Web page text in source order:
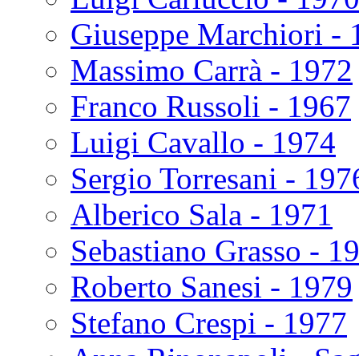
Giuseppe Marchiori -
Massimo Carrà - 1972
Franco Russoli - 1967
Luigi Cavallo - 1974
Sergio Torresani -
Alberico Sala - 1971
Sebastiano Grasso -
Roberto Sanesi - 1979
Stefano Crespi - 1977